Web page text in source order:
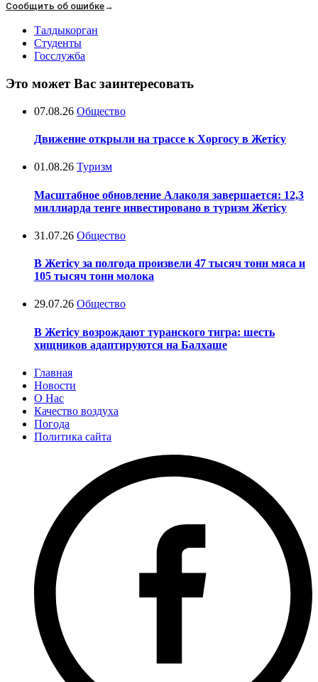
Сообщить об ошибке→
Талдыкорган
Студенты
Госслужба
Это может Вас заинтересовать
07.08.26 Общество
Движение открыли на трассе к Хоргосу в Жетісу
01.08.26 Туризм
Масштабное обновление Алаколя завершается: 12,3
миллиарда тенге инвестировано в туризм Жетісу
31.07.26 Общество
В Жетісу за полгода произвели 47 тысяч тонн мяса и
105 тысяч тонн молока
29.07.26 Общество
В Жетісу возрождают туранского тигра: шесть
хищников адаптируются на Балхаше
Главная
Новости
О Нас
Качество воздуха
Погода
Политика сайта